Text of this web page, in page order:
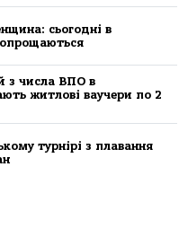
сьогодні в
з числа ВПО в
житлові ваучери по 2
турнірі з плавання